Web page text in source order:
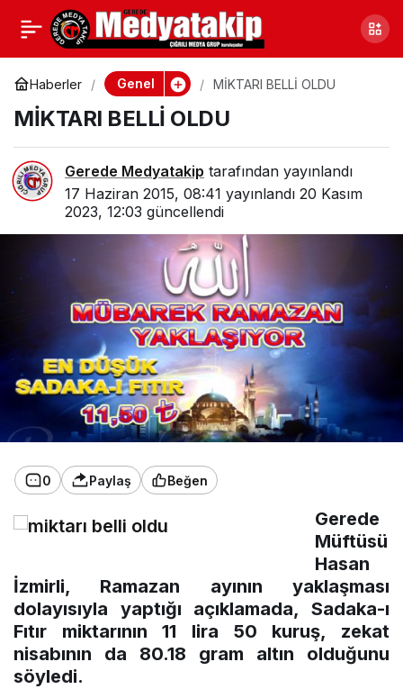
Haberler Genel MİKTARI BELLİ OLDU
MİKTARI BELLİ OLDU
Gerede Medyatakip tarafından yayınlandı
17 Haziran 2015, 08:41 yayınlandı 20 Kasım
2023, 12:03 güncellendi
0 Paylaş Beğen
Gerede
Müftüsü
Hasan
İzmirli, Ramazan ayının yaklaşması
dolayısıyla yaptığı açıklamada, Sadaka-ı
Fıtır miktarının 11 lira 50 kuruş, zekat
nisabının da 80.18 gram altın olduğunu
söyledi.
AV YASAĞI KALKTI Paylaş